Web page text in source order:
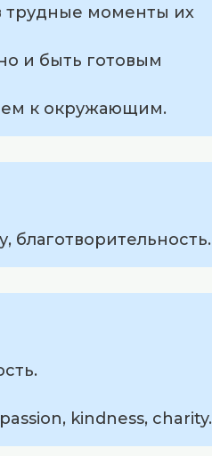
трудные моменты их
и быть готовым
к окружающим.
kindness, charity.